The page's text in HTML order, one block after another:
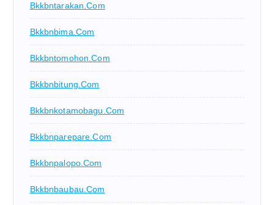
Bkkbntarakan.com
Bkkbnbima.com
Bkkbntomohon.com
Bkkbnbitung.com
Bkkbnkotamobagu.com
Bkkbnparepare.com
Bkkbnpalopo.com
Bkkbnbaubau.com